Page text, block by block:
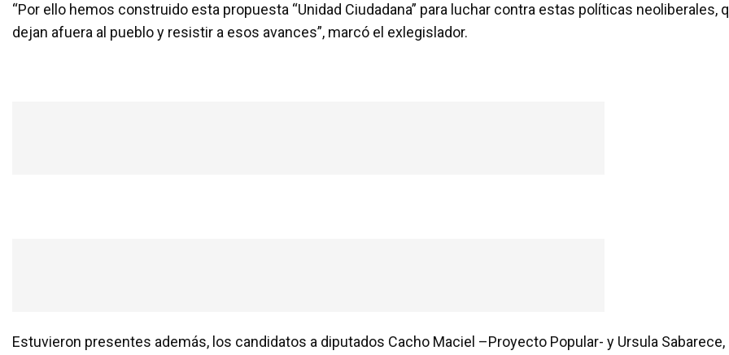
“Por ello hemos construido esta propuesta “Unidad Ciudadana” para luchar contra estas políticas neoliberales,
dejan afuera al pueblo y resistir a esos avances”, marcó el exlegislador.
Estuvieron presentes además, los candidatos a diputados Cacho Maciel –Proyecto Popular- y Ursula Sabarece,